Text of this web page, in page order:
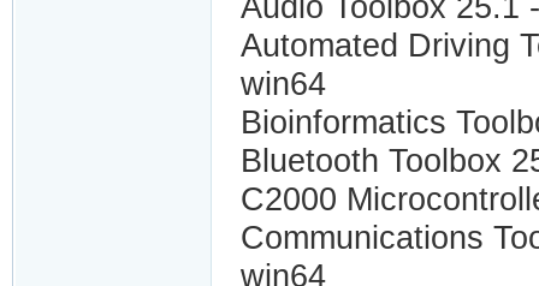
Audio Toolbox 25.1
Automated Driving
win64
Bioinformatics
Bluetooth Toolbox
C2000
Communications
win64